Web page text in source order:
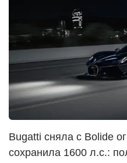
Bugatti сняла с Bolide
сохранила 1600 л.с.: